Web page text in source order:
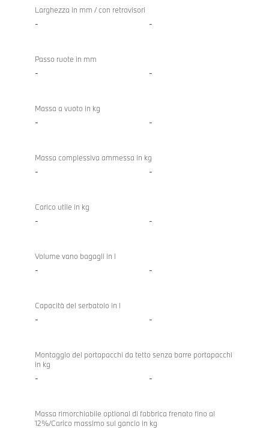
Larghezza in mm / con retrovisori
- -
Passo ruote in mm
- -
Massa a vuoto in kg
- -
Massa complessiva ammessa in kg
- -
Carico utile in kg
- -
Volume vano bagagli in l
- -
Capacità del serbatoio in l
- -
Montaggio del portapacchi da tetto senza barre portapacchi
in kg
- -
Massa rimorchiabile optional di fabbrica frenato fino al
12%/Carico massimo sul gancio in kg